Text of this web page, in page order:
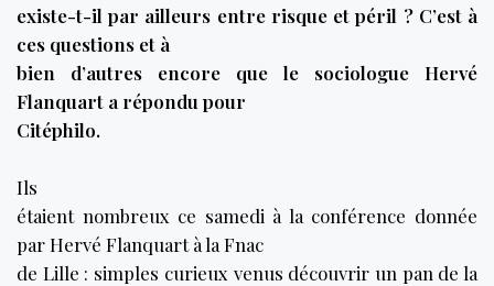
existe-t-il par ailleurs entre risque et péril ? C’est à
ces questions et à
bien d’autres encore que le sociologue Hervé
Flanquart a répondu pour
Citéphilo.
Ils
étaient nombreux ce samedi à la conférence donnée
par Hervé Flanquart à la Fnac
de Lille : simples curieux venus découvrir un pan de la